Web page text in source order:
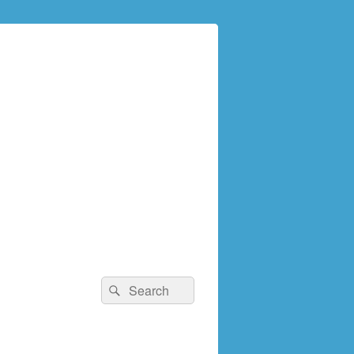
検
索:
検
索